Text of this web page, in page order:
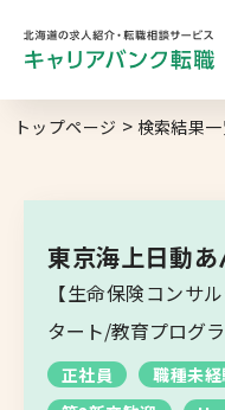
求人を探す
勤務地
札幌市
道央エリア
空知エリア
道東エリア
トップページ 検索結果
東京海上日動
【生命保険コンサ
タート/教育プログ
正社員 職種未